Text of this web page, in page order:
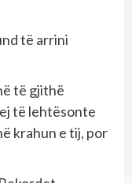
të arrini
të gjithë
të lehtësonte
krahun e tij, por